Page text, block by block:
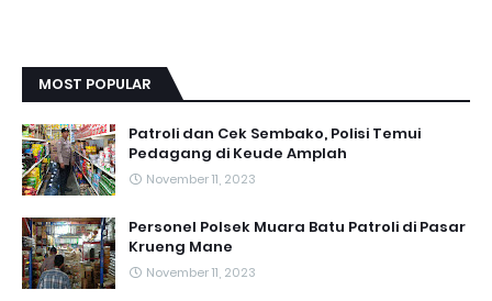
MOST POPULAR
Patroli dan Cek Sembako, Polisi Temui
Pedagang di Keude Amplah
November 11, 2023
Personel Polsek Muara Batu Patroli di Pasar
Krueng Mane
November 11, 2023